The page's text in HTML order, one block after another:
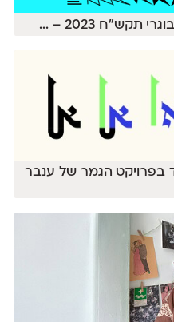
תקש״ח 2023 – ...
בפרויקט הגמר של ענבר